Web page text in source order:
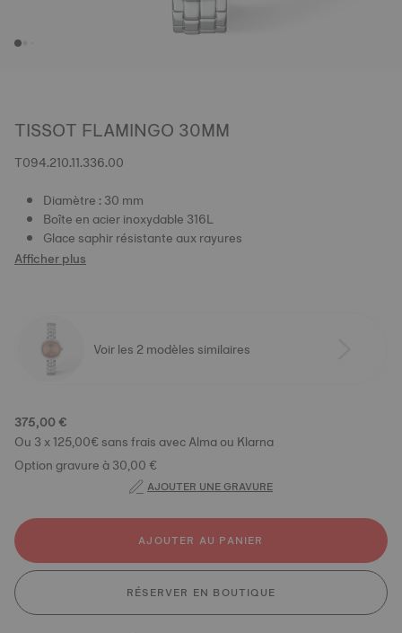
TISSOT FLAMINGO 30MM
T094.210.11.336.00
Diamètre : 30 mm
Boîte en acier inoxydable 316L
Glace saphir résistante aux rayures
Afficher plus
Voir les 2 modèles similaires
375,00 €
Ou 3 x 125,00€ sans frais avec Alma ou Klarna
Option gravure à 30,00 €
AJOUTER UNE GRAVURE
AJOUTER AU PANIER
RÉSERVER EN BOUTIQUE